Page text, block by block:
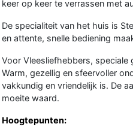
keer op keer te verrassen met
De specialiteit van het huis is
en attente, snelle bediening
Voor Vleesliefhebbers, speciale
Warm, gezellig en sfeervoller
vakkundig en vriendelijk is. De
moeite waard.
Hoogtepunten: